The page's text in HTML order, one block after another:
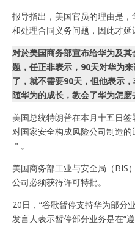
报导指出，美国官员的理由是
和处理合同义务问题，因此才延
对於美国商务部宣布给华为及
题，任正非表示，90天对华为
了，就不需要90天，但他表示
随华为的成长，教会了华为怎麽
美国总统特朗普在本月十五日
对国家安全构成风险公司制造
＂。
美国商务部工业与安全局（BIS
公司必须获得许可特批。
20日，“谷歌暂停支持华为部分
发言人表示暂停部分业务是在“遵